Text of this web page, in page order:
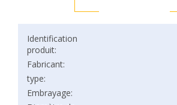
Identification
produit:
Fabricant:
type:
Embrayage: